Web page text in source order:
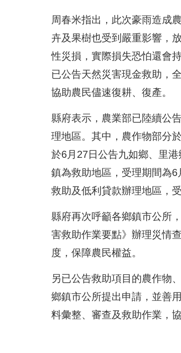
周春米指出，此次豪雨造成
卉及果樹也受到嚴重影響，
性災損，實際損失恐怕還會
已公告天然災害現金救助，
協助農民儘速復耕、復產。
縣府表示，農業部已陸續公
理地區。其中，農作物部分
於6月27日公告九如鄉、里
鎮為救助地區，受理期間為
救助及低利貸款辦理地區，
縣府再次呼籲各鄉鎮市公所
害救助作業要點》辦理災情
度，保障農民權益。
另已公告救助項目的農作物
鄉鎮市公所提出申請，並善
料彙整、審查及救助作業，